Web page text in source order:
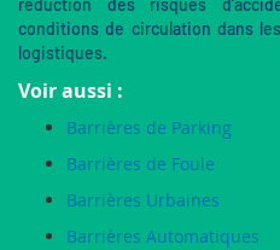
réduction des risques
conditions de circulation dans
logistiques.
Voir aussi :
Barrières de Parking
Barrières de Foule
Barrières Urbaines
Barrières Automatiques